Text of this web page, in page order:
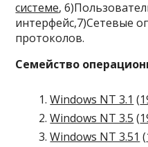
системе,
интерфейс,7)Сетевые
протоколов.
Семейство
Windows NT 3.1 (
Windows NT 3.5 (
Windows NT 3.51 (